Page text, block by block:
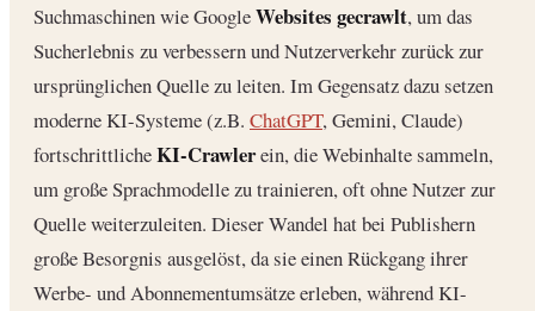
Suchmaschinen wie GoogleWebsites gecrawlt, um das
Sucherlebnis zu verbessern und Nutzerverkehr zurück zur
ursprünglichen Quelle zu leiten. Im Gegensatz dazu setzen
moderne KI-Systeme (z.B. ChatGPT, Gemini, Claude)
fortschrittlicheKI-Crawlerein, die Webinhalte sammeln,
um große Sprachmodelle zu trainieren, oft ohne Nutzer zur
Quelle weiterzuleiten. Dieser Wandel hat bei Publishern
große Besorgnis ausgelöst, da sie einen Rückgang ihrer
Werbe- und Abonnementumsätze erleben, während KI-